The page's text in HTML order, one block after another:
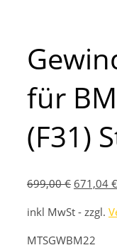
für
(F31)
699,00€
war:
699,00 €
671,04 €
inkl MwSt - zzgl.
MTSGWBM22